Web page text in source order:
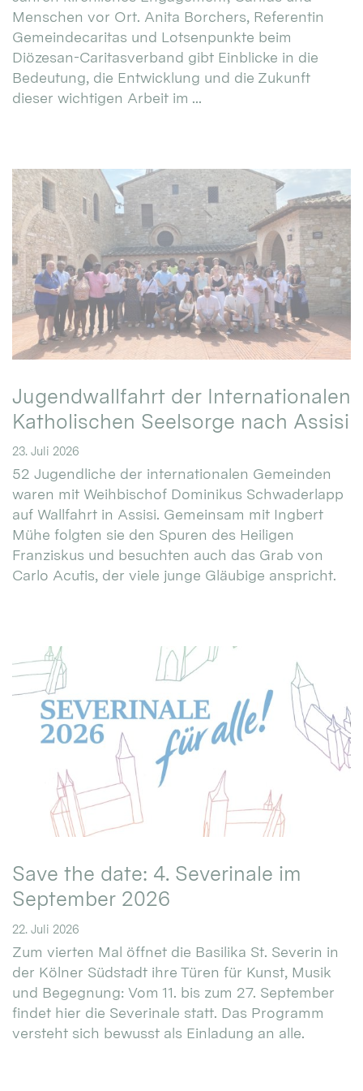
Menschen vor Ort. Anita Borchers, Referentin
Gemeindecaritas und Lotsenpunkte beim
Diözesan-Caritasverband gibt Einblicke in die
Bedeutung, die Entwicklung und die Zukunft
dieser wichtigen Arbeit im ...
Jugendwallfahrt der Internationalen
Katholischen Seelsorge nach Assisi
23. Juli 2026
52 Jugendliche der internationalen Gemeinden
waren mit Weihbischof Dominikus Schwaderlapp
auf Wallfahrt in Assisi. Gemeinsam mit Ingbert
Mühe folgten sie den Spuren des Heiligen
Franziskus und besuchten auch das Grab von
Carlo Acutis, der viele junge Gläubige anspricht.
Save the date: 4. Severinale im
September 2026
22. Juli 2026
Zum vierten Mal öffnet die Basilika St. Severin in
der Kölner Südstadt ihre Türen für Kunst, Musik
und Begegnung: Vom 11. bis zum 27. September
findet hier die Severinale statt. Das Programm
versteht sich bewusst als Einladung an alle.